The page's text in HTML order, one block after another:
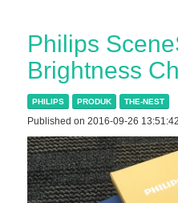
Philips
Brightness
PHILIPS PRODUK THE-NEST
Published on 2016-09-26 13:51:42